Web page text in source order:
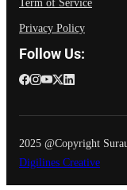
Term of Service
Privacy Policy
Follow Us:
2025 @Copyright
Digilines Creative